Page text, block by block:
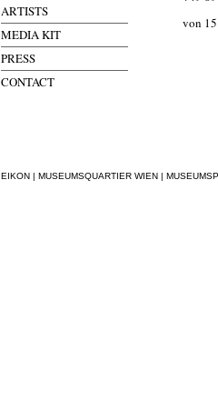
ARTISTS
MEDIA KIT
PRESS
CONTACT
von
EIKON | MUSEUMSQUARTIER WIEN |